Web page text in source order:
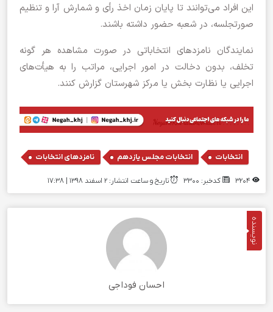
این افراد می‌توانند تا پایان زمان اخذ رأی و شمارش آرا و تنظیم
صورتجلسه، در شعبه حضور داشته باشند.
نمایندگان نامزد‌های انتخاباتی در صورت مشاهده هر گونه
تخلف، بدون دخالت در امور اجرایی، مراتب را به هیأت‌های
اجرایی یا نظارت بخش یا مرکز شهرستان گزارش کنند.
انتخابات , انتخابات مجلس یازدهم , نامزدهای انتخابات
کدخبر: 3300 تاریخ و ساعت انتشار: ۲ اسفند ۱۳۹۸ | 17:38
نویسنده
احسان فوداجی